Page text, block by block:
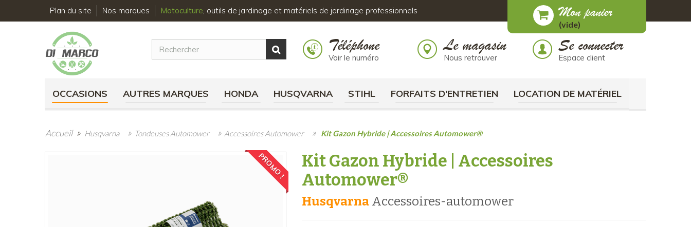
Mon panier
(vide)
Plan du site Nos marques Motoculture, outils de jardinage et matériels de jardinage professionnels
Téléphone
Voir le numéro
Le magasin
Nous retrouver
Se connecter
Espace client
OCCASIONS AUTRES MARQUES HONDA HUSQVARNA STIHL FORFAITS D'ENTRETIEN LOCATION DE MATÉRIEL
Accueil » Husqvarna » Tondeuses Automower » Accessoires Automower » Kit Gazon Hybride | Accessoires Automower®
PROMO !
Kit Gazon Hybride | Accessoires
Automower®
Husqvarna accessoires-automower